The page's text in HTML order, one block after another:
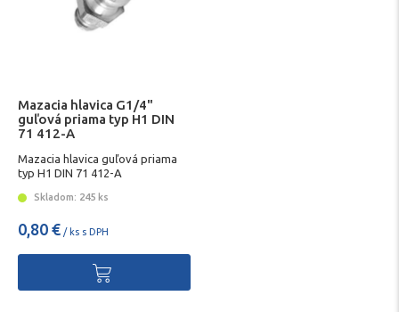
Mazacia hlavica G1/4"
guľová priama typ H1 DIN
71 412-A
Mazacia hlavica guľová priama
typ H1 DIN 71 412-A
Skladom: 245 ks
0,80 € / ks s DPH